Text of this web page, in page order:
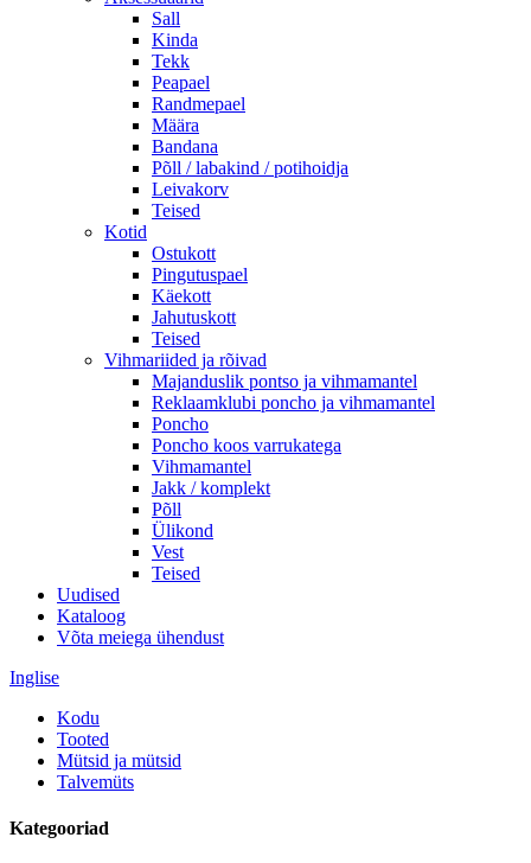
Sall
Kinda
Tekk
Peapael
Randmepael
Määra
Bandana
Põll / labakind / potihoidja
Leivakorv
Teised
Kotid
Ostukott
Pingutuspael
Käekott
Jahutuskott
Teised
Vihmariided ja rõivad
Majanduslik pontso ja vihmamantel
Reklaamklubi poncho ja vihmamantel
Poncho
Poncho koos varrukatega
Vihmamantel
Jakk / komplekt
Põll
Ülikond
Vest
Teised
Uudised
Kataloog
Võta meiega ühendust
Inglise
Kodu
Tooted
Mütsid ja mütsid
Talvemüts
Kategooriad